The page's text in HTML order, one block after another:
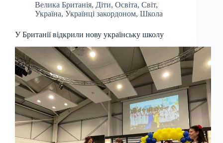
Велика Британія, Діти, Освіта, Світ,
Україна, Українці закордоном, Школа
У Британії відкрили нову українську школу